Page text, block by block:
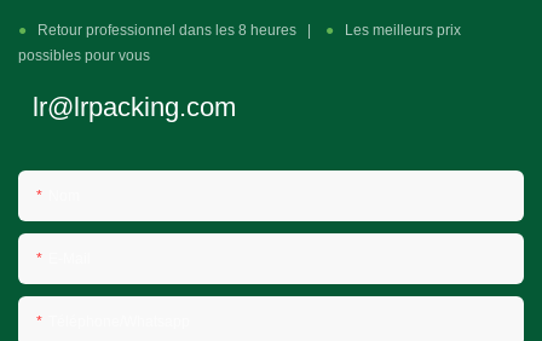
● Retour professionnel dans les 8 heures | ●
Les meilleurs prix
possibles pour vous
lr@lrpacking.com